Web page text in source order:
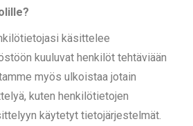
käsittelee
kuuluvat henkilöt tehtäviään
myös ulkoistaa jotain
kuten henkilötietojen
käytetyt tietojärjestelmät.